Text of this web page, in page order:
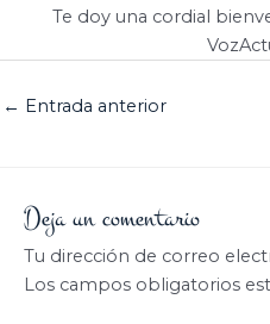
Te doy una cordial
← Entrada anterior
Deja un comentario
Tu dirección de correo
Los campos obligatorios